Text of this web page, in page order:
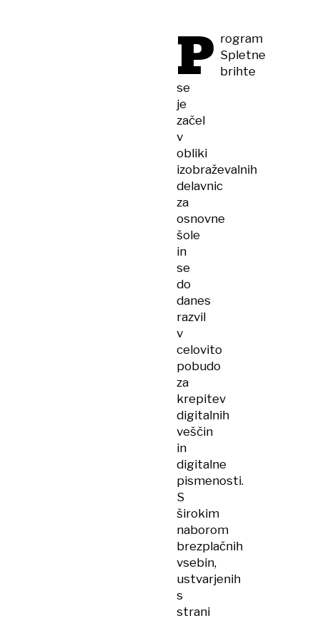
P rogram
Spletne
brihte
se
je
začel
v
obliki
izobraževalnih
delavnic
za
osnovne
šole
in
se
do
danes
razvil
v
celovito
pobudo
za
krepitev
digitalnih
veščin
in
digitalne
pismenosti.
S
širokim
naborom
brezplačnih
vsebin,
ustvarjenih
s
strani